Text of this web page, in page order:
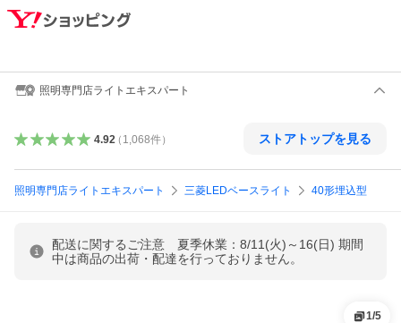
照明専門店ライトエキスパート
4.92（ 1,068件） ストアトップを見る
照明専門店ライトエキスパート 三菱LEDベースライト 40形埋込型
配送に関するご注意 夏季休業：8/11(火)～16(日) 期間
中は商品の出荷・配達を行っておりません。
1/5